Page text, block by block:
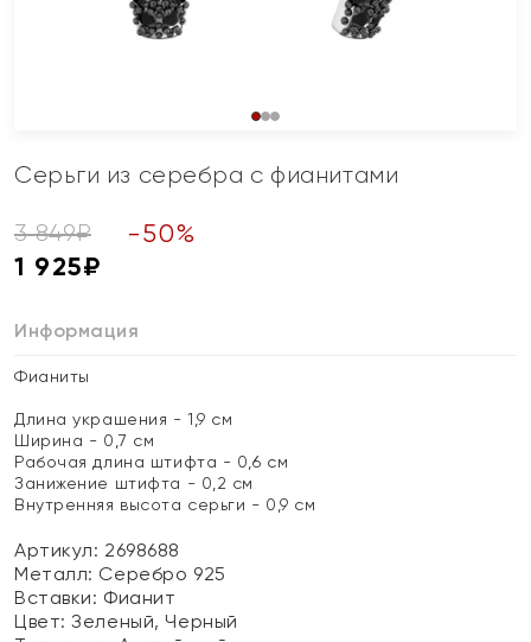
Серьги из серебра с фианитами
3 849₽ -50%
1 925₽
Информация
Фианиты
Длина украшения - 1,9 см
Ширина - 0,7 см
Рабочая длина штифта - 0,6 см
Занижение штифта - 0,2 см
Внутренняя высота серьги - 0,9 см
Артикул: 2698688
Металл: Серебро 925
Вставки: Фианит
Цвет:Зеленый, Черный